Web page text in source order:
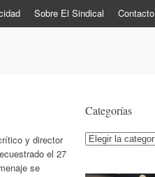
Sobre El Sindical Contacto
y director
el 27
se
Categorías
Categorías